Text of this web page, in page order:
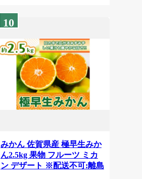
10
みかん 佐賀県産 極早生みか
ん2.5kg 果物 フルーツ ミカ
ン デザート ※配送不可:離島